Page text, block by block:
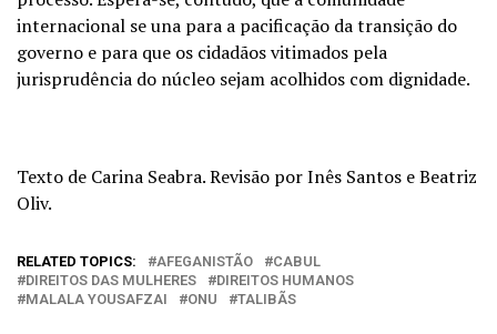
internacional se una para a pacificação da transição do
governo e para que os cidadãos vitimados pela
jurisprudência do núcleo sejam acolhidos com dignidade.
Texto de Carina Seabra. Revisão por Inês Santos e Beatriz
Oliv.
RELATED TOPICS: AFEGANISTÃO
CABUL
DIREITOS DAS MULHERES
DIREITOS HUMANOS
MALALA YOUSAFZAI
ONU TALIBÃS